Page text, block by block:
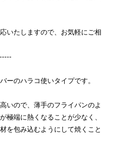
いたしますので、お気軽にご相
ーのハラコ使いタイプです。
いので、薄手のフライパンのよ
極端に熱くなることが少なく、
を包み込むようにして焼くこと